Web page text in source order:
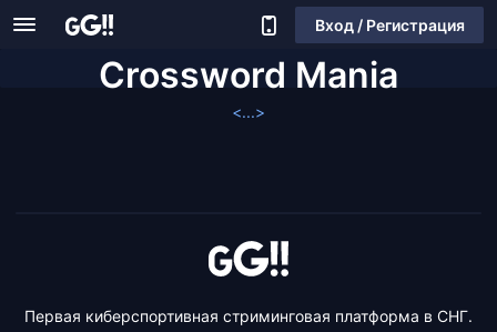
Вход / Регистрация
Crossword Mania
<...>
Первая киберспортивная стриминговая платформа в СНГ.